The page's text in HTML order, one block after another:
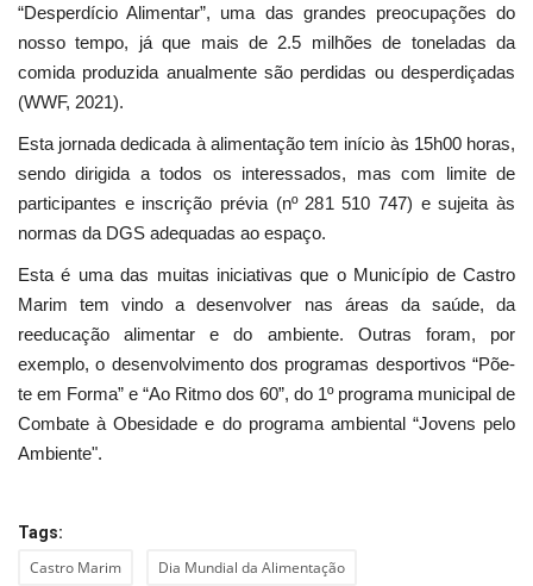
“Desperdício Alimentar”, uma das grandes preocupações do
nosso tempo, já que mais de 2.5 milhões de toneladas da
comida produzida anualmente são perdidas ou desperdiçadas
(WWF, 2021).
Esta jornada dedicada à alimentação tem início às 15h00 horas,
sendo dirigida a todos os interessados, mas com limite de
participantes e inscrição prévia (nº 281 510 747) e sujeita às
normas da DGS adequadas ao espaço.
Esta é uma das muitas iniciativas que o Município de Castro
Marim tem vindo a desenvolver nas áreas da saúde, da
reeducação alimentar e do ambiente. Outras foram, por
exemplo, o desenvolvimento dos programas desportivos “Põe-
te em Forma” e “Ao Ritmo dos 60”, do 1º programa municipal de
Combate à Obesidade e do programa ambiental “Jovens pelo
Ambiente".
Tags:
Castro Marim Dia Mundial da Alimentação